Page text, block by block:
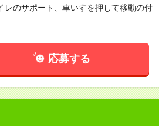
のサポート、車いすを押して移動の付
応募する